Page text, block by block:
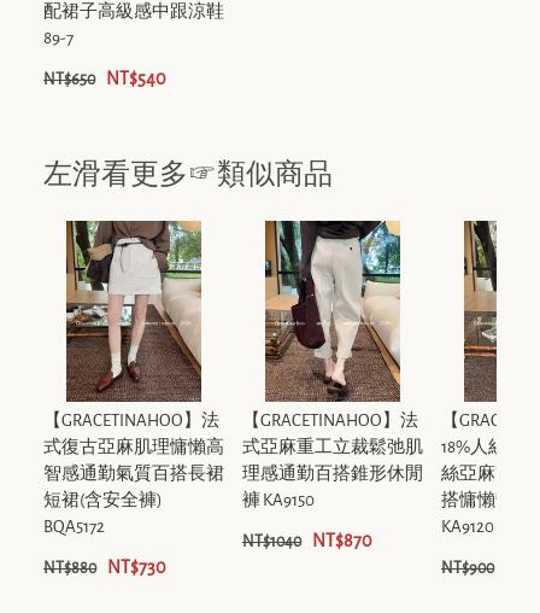
配裙子高級感中跟涼鞋
89-7
NT$650 NT$540
左滑看更多☞類似商品
【GRACETINAHOO】法
式復古亞麻肌理慵懶高
智感通勤氣質百搭長裙
短裙(含安全褲)
BQA5172
NT$880 NT$730
【GRACETINAHOO】法
式亞麻重工立裁鬆弛肌
理感通勤百搭錐形休閒
褲 KA9150
NT$1040 NT$870
【
18%人絲6%
絲亞麻簡約
搭慵懶彎刀
KA9120
NT$900